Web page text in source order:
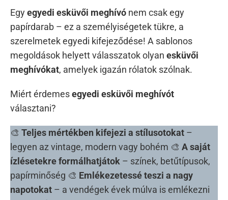
Egyegyedi esküvői meghívó nem csak egy
papírdarab – ez a személyiségetek tükre, a
szerelmetek egyedi kifejeződése! A sablonos
megoldások helyett válasszatok olyan esküvői
meghívókat, amelyek igazán rólatok szólnak.
Miért érdemesegyedi esküvői meghívót
választani?
🎨 Teljes mértékben kifejezi a stílusotokat –
legyen az vintage, modern vagy bohém 🎨 A saját
ízlésetekre formálhatjátok – színek, betűtípusok,
papírminőség 🎨 Emlékezetessé teszi a nagy
napotokat – a vendégek évek múlva is emlékezni